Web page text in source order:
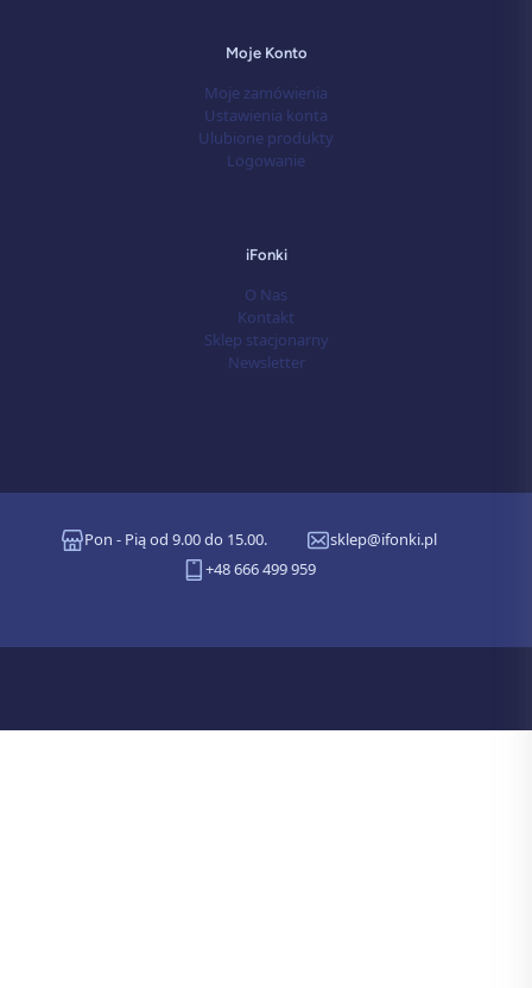
Moje Konto
Moje zamówienia
Ustawienia konta
Ulubione produkty
Logowanie
iFonki
O Nas
Kontakt
Sklep stacjonarny
Newsletter
Pon - Pią od 9.00 do 15.00.
sklep@ifonki.pl
+48 666 499 959